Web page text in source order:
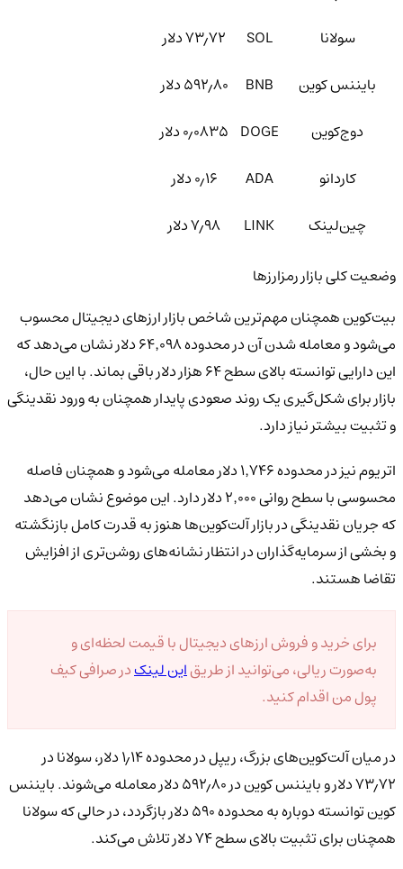
سولانا
SOL
۷۳٫۷۲ دلار
بایننس کوین
BNB
۵۹۲٫۸۰ دلار
دوج‌کوین
DOGE
۰٫۰۸۳۵ دلار
کاردانو
ADA
۰٫۱۶ دلار
چین‌لینک
LINK
۷٫۹۸ دلار
وضعیت کلی بازار رمزارزها
بیت‌کوین همچنان مهم‌ترین شاخص بازار ارزهای دیجیتال محسوب
می‌شود و معامله شدن آن در محدوده ۶۴٬۰۹۸ دلار نشان می‌دهد که
این دارایی توانسته بالای سطح ۶۴ هزار دلار باقی بماند. با این حال،
بازار برای شکل‌گیری یک روند صعودی پایدار همچنان به ورود نقدینگی
و تثبیت بیشتر نیاز دارد.
اتریوم نیز در محدوده ۱٬۷۴۶ دلار معامله می‌شود و همچنان فاصله
محسوسی با سطح روانی ۲٬۰۰۰ دلار دارد. این موضوع نشان می‌دهد
که جریان نقدینگی در بازار آلت‌کوین‌ها هنوز به قدرت کامل بازنگشته
و بخشی از سرمایه‌گذاران در انتظار نشانه‌های روشن‌تری از افزایش
تقاضا هستند.
برای خرید و فروش ارزهای دیجیتال با قیمت لحظه‌ای و
به‌صورت ریالی، می‌توانید از طریقاین لینکدر صرافی کیف
پول من اقدام کنید.
در میان آلت‌کوین‌های بزرگ، ریپل در محدوده ۱٫۱۴ دلار، سولانا در
۷۳٫۷۲ دلار و بایننس کوین در ۵۹۲٫۸۰ دلار معامله می‌شوند. بایننس
کوین توانسته دوباره به محدوده ۵۹۰ دلار بازگردد، در حالی که سولانا
همچنان برای تثبیت بالای سطح ۷۴ دلار تلاش می‌کند.